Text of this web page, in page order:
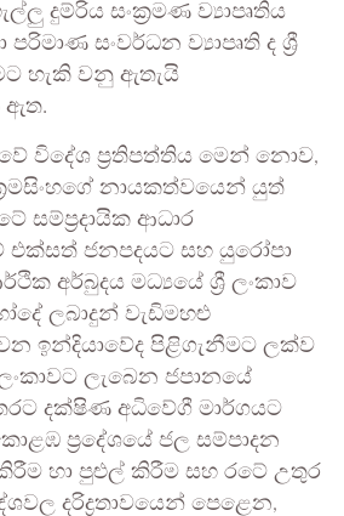
දුම්රිය සංක්‍රමණ ව්‍යාපෘතිය
සංවර්ධන ව්‍යාපෘති ද ශ්‍රී
හැකි වනු ඇතැයි
ඇත.
විදේශ ප්‍රතිපත්තිය මෙන් නොව,
නායකත්වයෙන් යුත්
සම්ප්‍රදායික ආධාර
ජනපදයට සහ යුරෝපා
අර්බුදය මධ්‍යයේ ශ්‍රී ලංකාව
ලබාදුන් වැඩිමහළු
ඉන්දියාවේද පිළිගැනීමට ලක්ව
ලැබෙන ජපානයේ
දක්ෂිණ අධිවේගී මාර්ගයට
ප්‍රදේශයේ ජල සම්පාදන
හා පුළුල් කිරීම සහ රටේ උතුර
දරිද්‍රතාවයෙන් පෙළෙන,